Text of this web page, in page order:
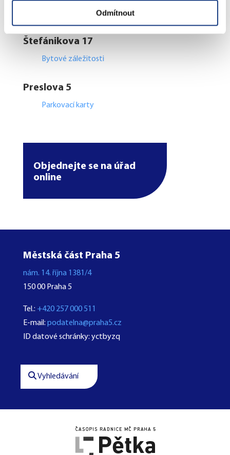
Odmítnout
Štefánikova 17
Bytové záležitosti
Preslova 5
Parkovací karty
Objednejte se na úřad
online
Městská část Praha 5
nám. 14. října 1381/4
150 00 Praha 5
Tel.: +420 257 000 511
E-mail: podatelna@praha5.cz
ID datové schránky: yctbyzq
Vyhledávání
 